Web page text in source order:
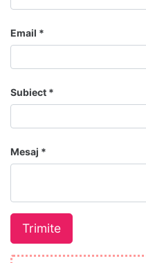
Email
Subiect
Mesaj
Trimite